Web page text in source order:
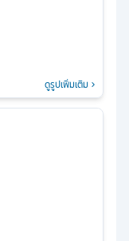
ดูรูปเพิ่มเติม